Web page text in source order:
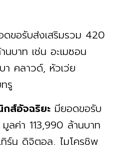
ดขอรับส่งเสริมรวม 420
บาท เช่น อะเมซอน
า คลาวด์, หัวเว่ย
รู
ส์อัจฉริยะ มียอดขอรับ
ลค่า 113,990 ล้านบาท
ทิร์น ดิจิตอล, ไมโครชิพ